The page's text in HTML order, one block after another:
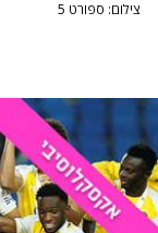
צילום: ספורט 5